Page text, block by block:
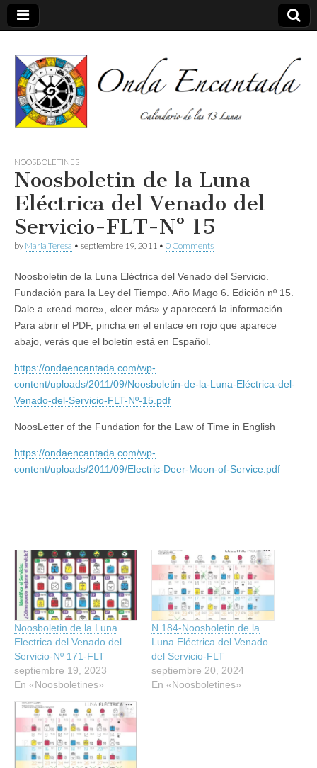
Onda
encantada
NOOSBOLETINES
Noosboletin de la Luna
Eléctrica del Venado del
Servicio-FLT-Nº 15
by Maria Teresa • septiembre 19, 2011 • 0 Comments
Noosboletin de la Luna Eléctrica del Venado del Servicio.
Fundación para la Ley del Tiempo. Año Mago 6. Edición nº 15.
Dale a «read more», «leer más» y aparecerá la información.
Para abrir el PDF, pincha en el enlace en rojo que aparece
abajo, verás que el boletín está en Español.
https://ondaencantada.com/wp-
content/uploads/2011/09/Noosboletin-de-la-Luna-Eléctrica-del-
Venado-del-Servicio-FLT-Nº-15.pdf
NoosLetter of the Fundation for the Law of Time in English
https://ondaencantada.com/wp-
content/uploads/2011/09/Electric-Deer-Moon-of-Service.pdf
Noosboletin de la Luna
Electrica del Venado del
Servicio-Nº 171-FLT
septiembre 19, 2023
En «Noosboletines»
N 184-Noosboletin de la
Luna Eléctrica del Venado
del Servicio-FLT
septiembre 20, 2024
En «Noosboletines»